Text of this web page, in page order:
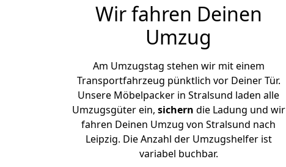
Wir fahren Deinen
Umzug
Am Umzugstag stehen wir mit einem
Transportfahrzeug pünktlich vor Deiner Tür.
Unsere Möbelpacker in Stralsund laden alle
Umzugsgüter ein, sichern die Ladung und wir
fahren Deinen Umzug von Stralsund nach
Leipzig. Die Anzahl der Umzugshelfer ist
variabel buchbar.